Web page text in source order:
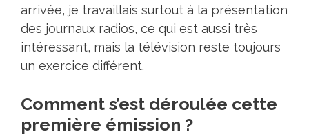
arrivée, je travaillais surtout à la présentation
des journaux radios, ce qui est aussi très
intéressant, mais la télévision reste toujours
un exercice différent.
Comment s’est déroulée cette
première émission ?